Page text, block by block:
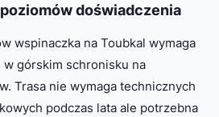
doświadczenia
wspinaczka na Toubkal wymaga
górskim schronisku na
Trasa nie wymaga technicznych
podczas lata ale potrzebna